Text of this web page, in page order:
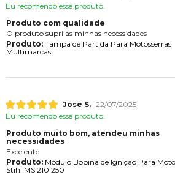
Eu recomendo esse produto.
Produto com qualidade
O produto supri as minhas necessidades
Produto:Tampa de Partida Para Motosserras
Multimarcas
Jose S. 22/07/2025
Eu recomendo esse produto.
Produto muito bom, atendeu minhas
necessidades
Excelente
Produto:Módulo Bobina de Ignição Para
Stihl MS 210 250